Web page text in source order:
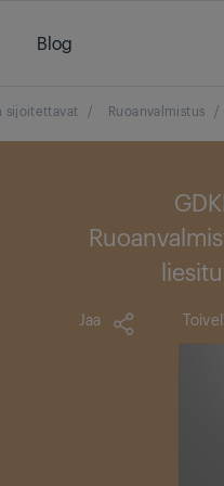
Blog
sijoitettavat / Ruoanvalmistus /
Jaa